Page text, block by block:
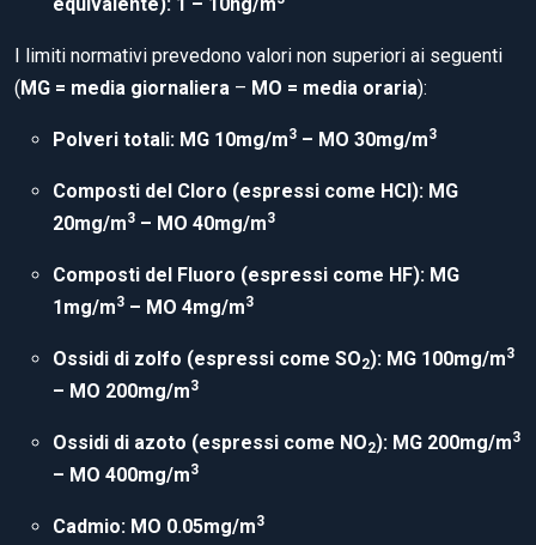
I limiti normativi prevedono valori non superiori ai seguenti
( MG = media giornaliera – MO = media oraria):
Polveri totali: MG 10mg/m3 – MO 30mg/m3
Composti del Cloro (espressi come HCl): MG
20mg/m3 – MO 40mg/m3
Composti del Fluoro (espressi come HF): MG
1mg/m3 – MO 4mg/m3
Ossidi di zolfo (espressi come SO2): MG 100mg/m3
– MO 200mg/m3
Ossidi di azoto (espressi come NO2): MG 200mg/m3
– MO 400mg/m3
Cadmio: MO 0.05mg/m3